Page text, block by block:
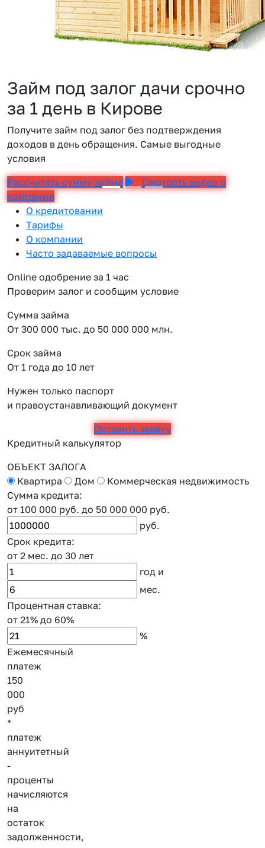
Займ под залог дачи срочно
за 1 день в Кирове
Получите займ под залог без подтверждения
доходов в день обращения. Самые выгодные
условия
Рассчитать сумму займа
Смотреть видео о
компании
О кредитовании
Тарифы
О компании
Часто задаваемые вопросы
Online одобрение за 1 час
Проверим залог и сообщим условие
Сумма займа
От 300 000 тыс. до 50 000 000 млн.
Срок займа
От 1 года до 10 лет
Нужен только паспорт
и правоустанавливающий документ
Оставить заявку
Кредитный калькулятор
ОБЪЕКТ ЗАЛОГА
Квартира
Дом
Коммерческая недвижимость
Сумма кредита:
от 100 000 руб. до 50 000 000 руб.
руб.
Срок кредита:
от 2 мес. до 30 лет
год и
мес.
Процентная ставка:
от 21% до 60%
%
Ежемесячный
платеж
150
000
руб
*
платеж
аннуитетный
-
проценты
начисляются
на
остаток
задолженности,